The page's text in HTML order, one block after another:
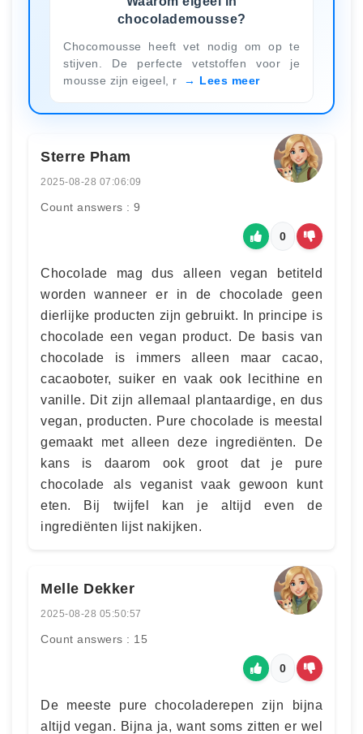
chocolademousse?
Chocomousse heeft vet nodig om op te
stijven. De perfecte vetstoffen voor je
mousse zijn eigeel, r
Lees meer
Sterre Pham
2025-08-28 07:06:09
Count answers : 9
0
Chocolade mag dus alleen vegan betiteld
worden wanneer er in de chocolade geen
dierlijke producten zijn gebruikt. In principe is
chocolade een vegan product. De basis van
chocolade is immers alleen maar cacao,
cacaoboter, suiker en vaak ook lecithine en
vanille. Dit zijn allemaal plantaardige, en dus
vegan, producten. Pure chocolade is meestal
gemaakt met alleen deze ingrediënten. De
kans is daarom ook groot dat je pure
chocolade als veganist vaak gewoon kunt
eten. Bij twijfel kan je altijd even de
ingrediënten lijst nakijken.
Melle Dekker
2025-08-28 05:50:57
Count answers : 15
0
De meeste pure chocoladerepen zijn bijna
altijd vegan. Bijna ja, want soms zitten er wel